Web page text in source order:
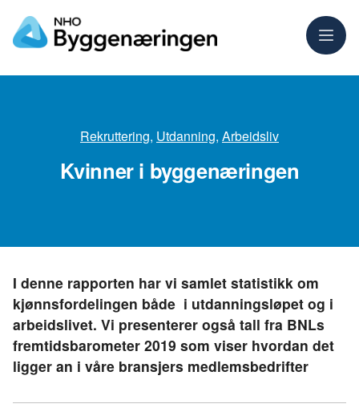
Meny
Rekruttering, Utdanning, Arbeidsliv
Kvinner i byggenæringen
I denne rapporten har vi samlet statistikk om
kjønnsfordelingen både i utdanningsløpet og i
arbeidslivet. Vi presenterer også tall fra BNLs
fremtidsbarometer 2019 som viser hvordan det
ligger an i våre bransjers medlemsbedrifter